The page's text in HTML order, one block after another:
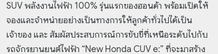
SUV พลังงานไฟฟ้า 100% รุ่นแรกของฮอนด้า พร้อมเปิดให้
จองและจำหน่ายอย่างเป็นทางการให้ลูกค้าทั่วไปได้เป็น
เจ้าของ และ สัมผัสประสบการณ์การขับขี่ที่เหนือระดับไปกับ
รถจักรยานยนต์ไฟฟ้า “New Honda CUV e:” ที่จะมาสร้าง